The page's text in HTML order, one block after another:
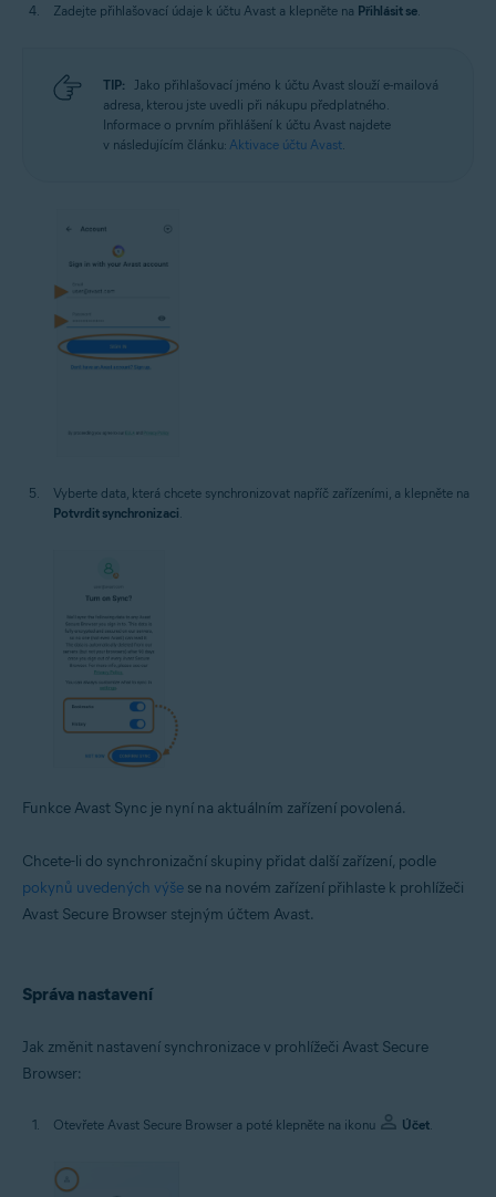
Zadejte přihlašovací údaje k účtu Avast a klepněte na Přihlásit se
TIP:
Jako přihlašovací jméno k účtu Avast slouží e-mailová
adresa, kterou jste uvedli při nákupu předplatného.
Informace o prvním přihlášení k účtu Avast najdete
v následujícím článku: Aktivace účtu Avast
Vyberte data, která chcete synchronizovat napříč zařízeními, a klepněte na
Potvrdit synchronizaci.
Funkce Avast Sync je nyní na aktuálním zařízení povolená.
Chcete-li do synchronizační skupiny přidat další zařízení, podle
pokynů uvedených výše se na novém zařízení přihlaste k prohlížeči
Avast Secure Browser stejným účtem Avast.
Správa nastavení
Jak změnit nastavení synchronizace v prohlížeči Avast Secure
Browser:
Otevřete Avast Secure Browser a poté klepněte na ikonu Účet